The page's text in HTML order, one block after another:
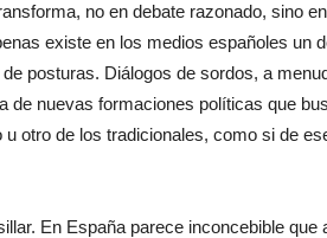
no en debate razonado, sino
existe en los medios españoles un
posturas. Diálogos de sordos, a
de nuevas formaciones políticas que
otro de los tradicionales, como si de
En España parece inconcebible que